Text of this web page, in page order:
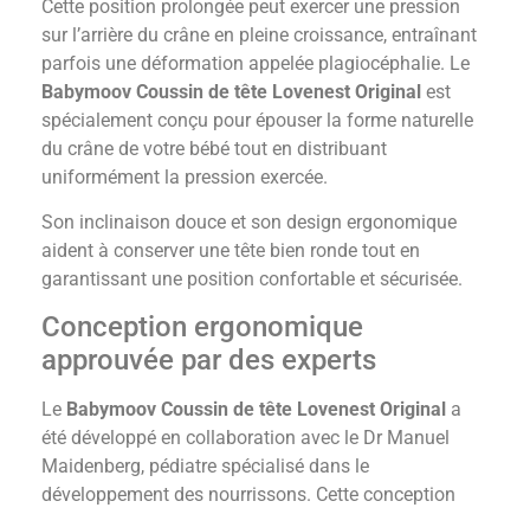
Cette position prolongée peut exercer une pression
sur l’arrière du crâne en pleine croissance, entraînant
parfois une déformation appelée plagiocéphalie. Le
Babymoov Coussin de tête Lovenest Original est
spécialement conçu pour épouser la forme naturelle
du crâne de votre bébé tout en distribuant
uniformément la pression exercée.
Son inclinaison douce et son design ergonomique
aident à conserver une tête bien ronde tout en
garantissant une position confortable et sécurisée.
Conception ergonomique
approuvée par des experts
Le Babymoov Coussin de tête Lovenest Original a
été développé en collaboration avec le Dr Manuel
Maidenberg, pédiatre spécialisé dans le
développement des nourrissons. Cette conception